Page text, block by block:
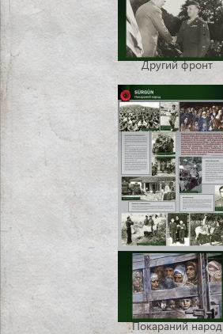
Другий фронт
Покараний народ